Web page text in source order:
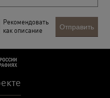
Рекомендовать
как описание
Отправить